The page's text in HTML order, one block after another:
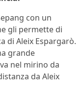
con un
gli permette di
di Aleix Espargarò.
grande
nel mirino da
da Aleix